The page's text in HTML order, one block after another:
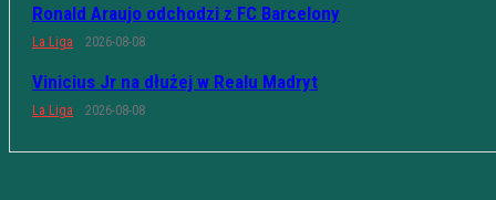
Ronald Araujo odchodzi z FC Barcelony
La Liga 2026-08-08
Vinicius Jr na dłużej w Realu Madryt
La Liga 2026-08-08